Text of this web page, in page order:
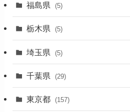
(1)
(1)
(3)
福島県 (5)
栃木県 (5)
埼玉県 (5)
千葉県 (29)
東京都 (157)